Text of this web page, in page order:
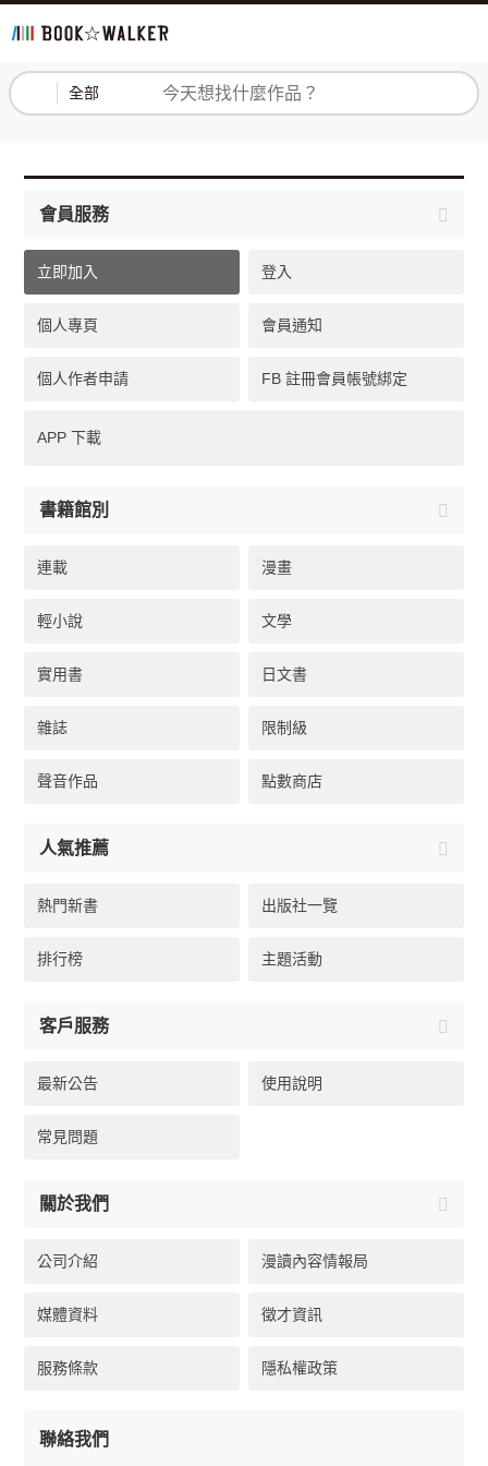
全部 登入 註冊
會員服務
立即加入 登入
個人專頁 會員通知
個人作者申請 FB 註冊會員帳號綁定
APP 下載
書籍館別
連載 漫畫
輕小說 文學
實用書 日文書
雜誌 限制級
聲音作品 點數商店
人氣推薦
熱門新書 出版社一覽
排行榜 主題活動
客戶服務
最新公告 使用說明
常見問題
關於我們
公司介紹 漫讀內容情報局
媒體資料 徵才資訊
服務條款 隱私權政策
聯絡我們